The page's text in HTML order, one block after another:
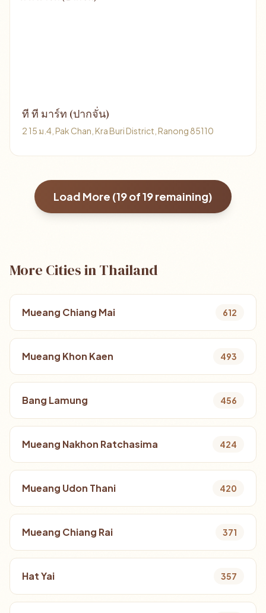
ที ที มาร์ท (ปากจั่น)
2 15 ม.4, Pak Chan, Kra Buri District, Ranong 85110
Load More (19of19remaining)
More Cities in Thailand
Mueang Chiang Mai 612
Mueang Khon Kaen 493
Bang Lamung 456
Mueang Nakhon Ratchasima 424
Mueang Udon Thani 420
Mueang Chiang Rai 371
Hat Yai 357